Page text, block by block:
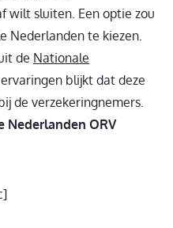
wilt sluiten. Een optie zou
Nederlanden te kiezen.
de Nationale
blijkt dat deze
de verzekeringnemers.
Nederlanden ORV